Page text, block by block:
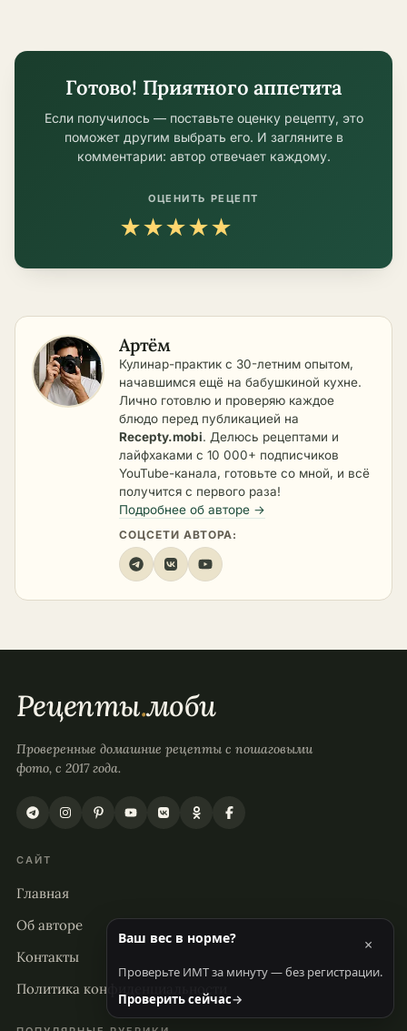
Готово! Приятного аппетита
Если получилось — поставьте оценку рецепту, это
поможет другим выбрать его. И загляните в
комментарии: автор отвечает каждому.
ОЦЕНИТЬ РЕЦЕПТ
★★★★★
Артём
Кулинар-практик с 30-летним опытом,
начавшимся ещё на бабушкиной кухне.
Лично готовлю и проверяю каждое
блюдо перед публикацией на
Recepty.mobi. Делюсь рецептами и
лайфхаками с 10 000+ подписчиков
YouTube-канала, готовьте со мной, и всё
получится с первого раза!
Подробнее об авторе →
СОЦСЕТИ АВТОРА:
Рецепты.моби
Проверенные домашние рецепты с пошаговыми
фото, с 2017 года.
САЙТ
Главная
Об авторе
Контакты
Политика конфиденциальности
Ваш вес в норме? ×
Проверьте ИМТ за минуту — без регистрации.
Проверить сейчас→